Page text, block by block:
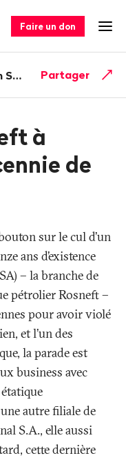
Faire un don
: des adieux
Partager
à
de
sur le cul d’un
ans d’existence
– la branche de
pétrolier Rosneft –
pour avoir violé
et l’un des
la parade est
business avec
autre filiale de
S.A., elle aussi
cette dernière